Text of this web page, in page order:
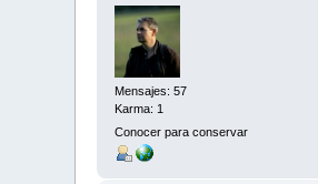
Mensajes: 57
Karma: 1
Conocer para conservar